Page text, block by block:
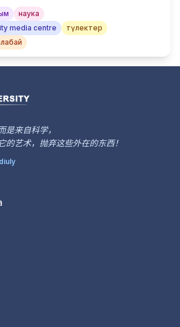
наука
media centre
түлектер
是来自科学，
的艺术，抛弃这些外在的东西！